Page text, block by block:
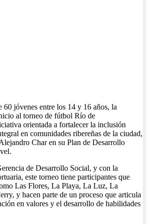
jóvenes entre los 14 y 16 años, la
al torneo de fútbol Río de
orientada a fortalecer la inclusión
en comunidades ribereñas de la ciudad,
Char en su Plan de Desarrollo
de Desarrollo Social, y con la
este torneo tiene participantes que
Las Flores, La Playa, La Luz, La
y hacen parte de un proceso que articula
en valores y el desarrollo de habilidades